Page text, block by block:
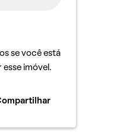
se você está
imóvel.